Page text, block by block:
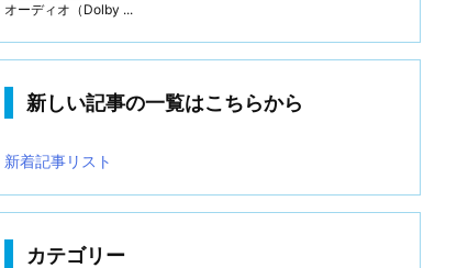
オーディオ（Dolby ...
新しい記事の一覧はこちらから
新着記事リスト
カテゴリー